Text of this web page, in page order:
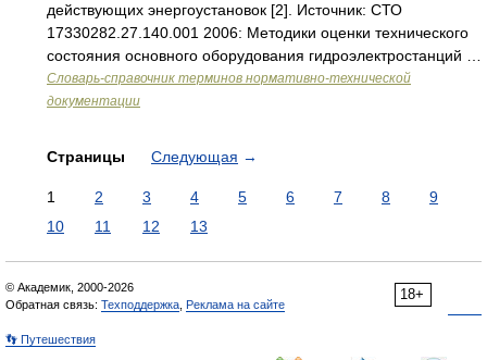
действующих энергоустановок [2]. Источник: СТО
17330282.27.140.001 2006: Методики оценки технического
состояния основного оборудования гидроэлектростанций …
Словарь-справочник терминов нормативно-технической
документации
Страницы Следующая →
1 2 3 4 5 6 7 8
9
10
11 12 13
18+
© Академик, 2000-2026
Обратная связь: Техподдержка Реклама на сайте
👣 Путешествия